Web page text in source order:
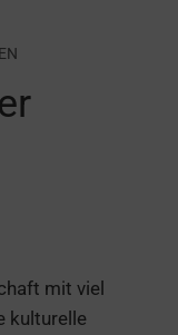
mit viel
kulturelle